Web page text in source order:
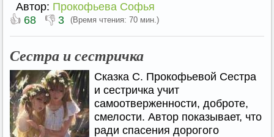
Автор: Прокофьева Софья
👍 68 👎 3 (Время чтения: 70 мин.)
Сестра и сестричка
Сказка С. Прокофьевой Сестра
и сестричка учит
самоотверженности, доброте,
смелости. Автор показывает, что
ради спасения дорогого